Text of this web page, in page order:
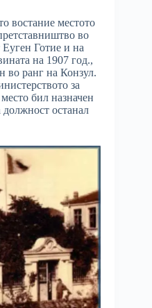
востание местото
во
Еуген Готие и на
на 1907 год.,
во ранг на Конзул.
за
бил назначен
останал